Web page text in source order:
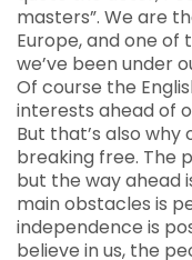
masters”. We are
Europe, and one of
we’ve been under
Of course the
interests ahead of
But that’s also
breaking free. The
but the way ahead
main obstacles is
independence is
believe in us, the